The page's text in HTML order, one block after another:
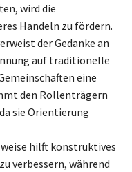
wird die
Handeln zu fördern.
der Gedanke an
auf traditionelle
eine
den Rollenträgern
sie Orientierung
hilft konstruktives
verbessern, während